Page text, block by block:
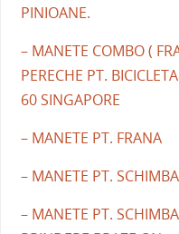
PINIOANE.
– MANETE COMBO (
PERECHE PT.
60 SINGAPORE
– MANETE PT. FRANA
– MANETE PT.
– MANETE PT.